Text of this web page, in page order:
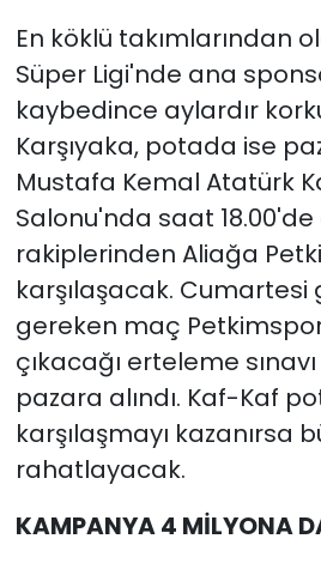
En köklü takımlarından
Süper Ligi'nde ana
kaybedince aylardır
Karşıyaka, potada ise
Mustafa Kemal Atatürk
Salonu'nda saat
rakiplerinden Aliağa
karşılaşacak. Cumartesi
gereken maç
çıkacağı erteleme
pazara alındı. Kaf-Kaf
karşılaşmayı kazanırsa
rahatlayacak.
KAMPANYA 4 MİLYONA